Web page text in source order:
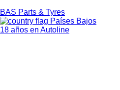
BAS Parts & Tyres
Países Bajos
18 años en Autoline